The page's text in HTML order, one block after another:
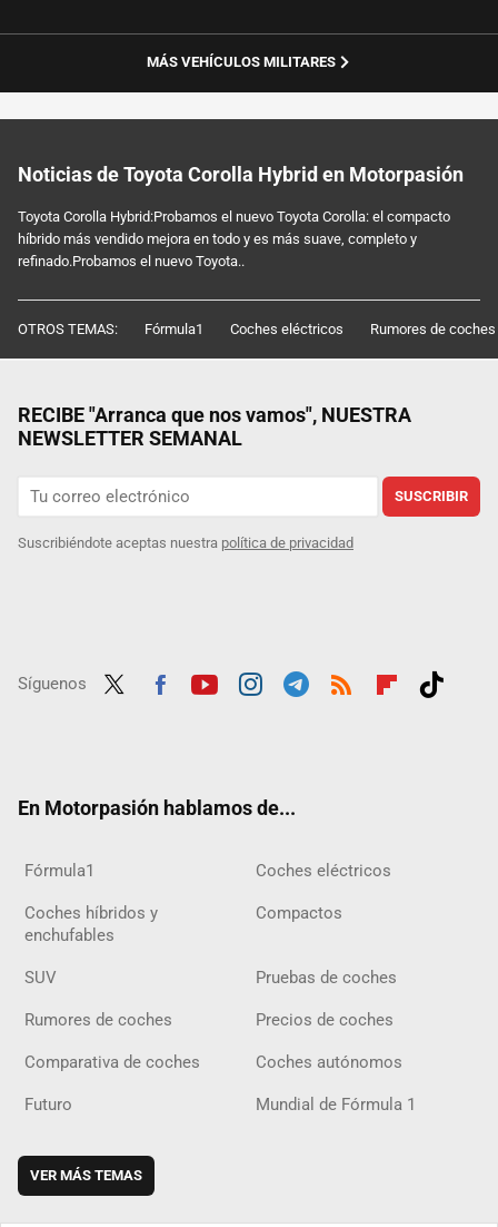
MÁS VEHÍCULOS MILITARES
Noticias de Toyota Corolla Hybrid en Motorpasión
Toyota Corolla Hybrid:Probamos el nuevo Toyota Corolla: el compacto
híbrido más vendido mejora en todo y es más suave, completo y
refinado.Probamos el nuevo Toyota..
OTROS TEMAS: Fórmula1 Coches eléctricos Rumores de coches
RECIBE "Arranca que nos vamos", NUESTRA
NEWSLETTER SEMANAL
SUSCRIBIR
Suscribiéndote aceptas nuestra política de privacidad
Síguenos
En Motorpasión hablamos de...
Fórmula1 Coches eléctricos
Coches híbridos y
enchufables
Compactos
SUV Pruebas de coches
Rumores de coches Precios de coches
Comparativa de coches Coches autónomos
Futuro Mundial de Fórmula 1
VER MÁS TEMAS